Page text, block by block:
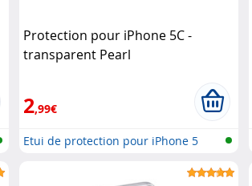
Protection pour iPhone 5C -
transparent Pearl
2,99€
Etui de protection pour iPhone 5